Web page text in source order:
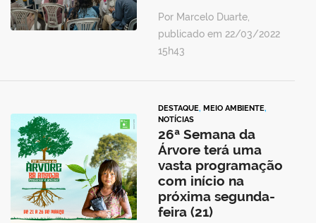
Por Marcelo Duarte,
publicado em 22/03/2022
15h43
DESTAQUE, MEIO AMBIENTE,
NOTÍCIAS
26ª Semana da
Árvore terá uma
vasta programação
com início na
próxima segunda-
feira (21)